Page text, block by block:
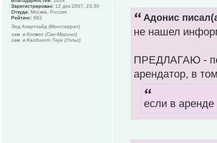
Адонис
не нашел
ПРЕДЛАГАЮ -
арендатор, в
если в аренде
Зарегистрирован: 12 дек 2007, 23:30
Откуда: Москва, Россия
Рейтинг: 662
Энд Апартхайд (Монтсеррат)
зам. в Космос (Сан-Марино)
зам. в Калдикот Таун (Уэльс)